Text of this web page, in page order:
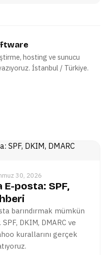
hosting ve sunucu
İstanbul / Türkiye.
30, 2026
posta: SPF,
barındırmak mümkün
DKIM, DMARC ve
kurallarını gerçek